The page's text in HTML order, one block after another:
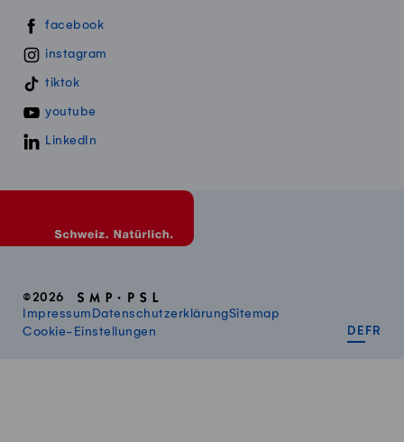
Swissmillk auf Social Media
facebook
instagram
tiktok
youtube
LinkedIn
©2026
Impressum DatenschutzerklärungSitemap
Cookie-Einstellungen
DE FR